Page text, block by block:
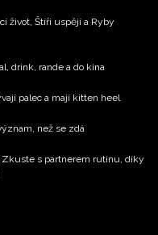
souhlasíte se
podle
život, Štíři uspějí a Ryby
drink, rande a do kina
palec a mají kitten heel
než se zdá
Zkuste s partnerem rutinu, díky